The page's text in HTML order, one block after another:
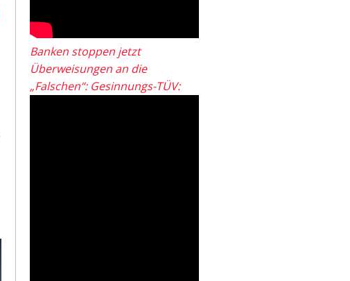
Banken stoppen jetzt
Überweisungen an die
„Falschen“: Gesinnungs-TÜV: